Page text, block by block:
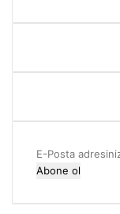
E-
Posta
giriniz